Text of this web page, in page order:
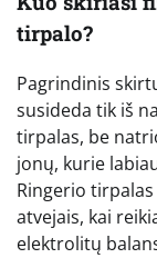
tirpalo?
Pagrindinis
susideda tik iš
tirpalas, be
jonų, kurie
Ringerio
atvejais, kai
elektrolitų